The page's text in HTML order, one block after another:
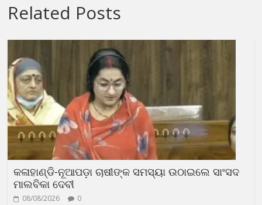
Related Posts
କଳାହାଣ୍ଡି-ନୂଆପଡ଼ା ଚାଷୀଙ୍କ ସମସ୍ୟା ଉଠାଇଲେ ସାଂସଦ
ମାଲବିକା ଦେବୀ
08/08/2026 0